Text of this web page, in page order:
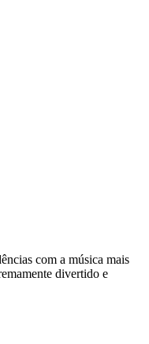
com a música mais
divertido e